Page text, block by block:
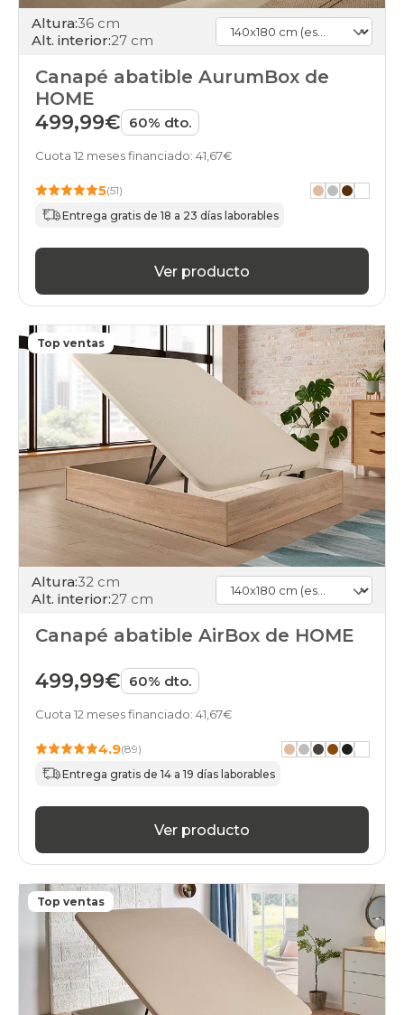
140x180cmespecial
gris-
claro
days
haya
black-
abatibles
nogal
black-
canapes-
abatibles
140x180cmespecial
wengue
black-
days
canapes-
140x180cmespecial
black-
days
canapes-
abatibles
140x180cmespecial
verde
black-
days
abatibles
140x180cmespecial
canapes-
140x180cmespecial
rosa
black-
abatibles
140x180cmespecial
blanco
black-
days
canapes-
abatibles
140x180cmespecial
Altura:36 cm
Alt. interior:27 cm
Canapé abatible AurumBox de
HOME
499,99€ 60% dto.
Cuota 12 meses financiado: 41,67€
5(51)
Entrega gratis de 18 a 23 días laborables
Ver producto
Top ventas
Altura:32 cm
Alt. interior:27 cm
Canapé abatible AirBox de HOME
499,99€ 60% dto.
Cuota 12 meses financiado: 41,67€
4.9(89)
Entrega gratis de 14 a 19 días laborables
Ver producto
Top ventas